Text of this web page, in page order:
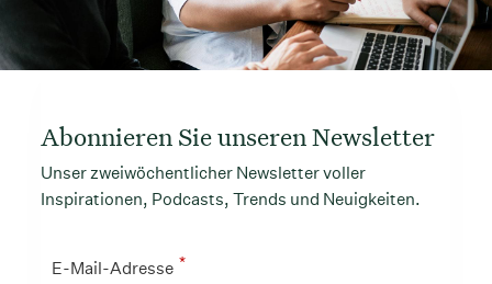
Abonnieren Sie unseren Newsletter
Unser zweiwöchentlicher Newsletter voller
Inspirationen, Podcasts, Trends und Neuigkeiten.
*
E-Mail-Adresse